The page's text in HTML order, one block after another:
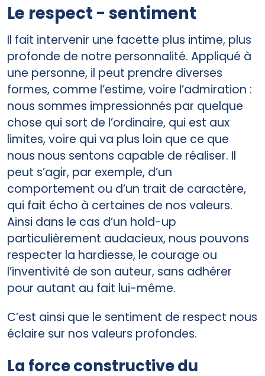
Le respect - sentiment
Il fait intervenir une facette plus intime, plus
profonde de notre personnalité. Appliqué à
une personne, il peut prendre diverses
formes, comme l’estime, voire l’admiration :
nous sommes impressionnés par quelque
chose qui sort de l’ordinaire, qui est aux
limites, voire qui va plus loin que ce que
nous nous sentons capable de réaliser. Il
peut s’agir, par exemple, d’un
comportement ou d’un trait de caractère,
qui fait écho à certaines de nos valeurs.
Ainsi dans le cas d’un hold-up
particulièrement audacieux, nous pouvons
respecter la hardiesse, le courage ou
l’inventivité de son auteur, sans adhérer
pour autant au fait lui-même.
C’est ainsi que le sentiment de respect nous
éclaire sur nos valeurs profondes.
La force constructive du